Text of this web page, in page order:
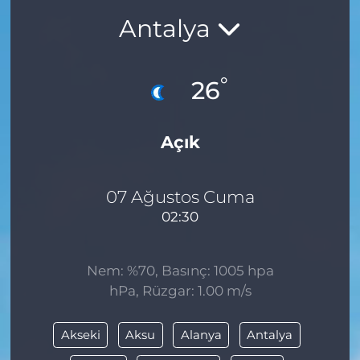
Antalya
26°
Açık
07 Ağustos Cuma
02:30
Nem: %70, Basınç: 1005 hpa
hPa, Rüzgar: 1.00 m/s
Akseki Aksu Alanya Antalya